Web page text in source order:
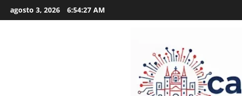
Skip
to
agosto 3, 2026 6:54:28 AM